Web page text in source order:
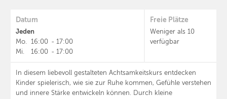
Datum
Jeden
Mo. 16:00 - 17:00
Mi.
16:00 - 17:00
In diesem liebevoll gestalteten Achtsamkeitskurs entdecken
Kinder spielerisch, wie sie zur Ruhe kommen, Gefühle verstehen
und innere Stärke entwickeln können. Durch kleine
Freie Plätze
Weniger als 10
verfügbar